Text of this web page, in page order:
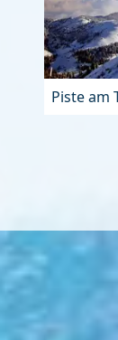
Piste am